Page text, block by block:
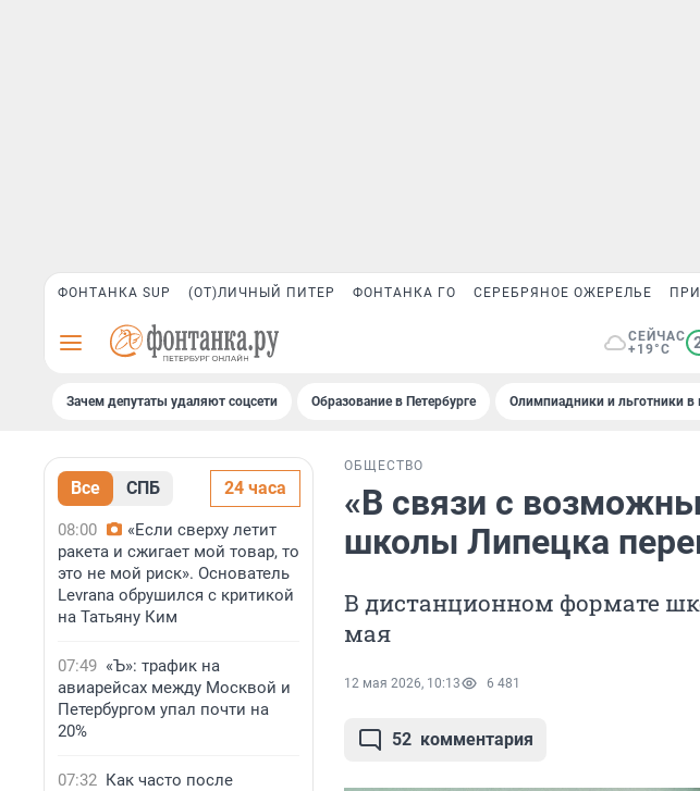
ФОНТАНКА SUP (ОТ)ЛИЧНЫЙ ПИТЕР ФОНТАНКА ГО СЕРЕБРЯНОЕ ОЖЕРЕЛЬЕ
СЕЙЧАС
+19°C
Зачем депутаты удаляют соцсети Образование в Петербурге Олимпиадники и льготники в
Все СПБ 24 часа
08:00
«Если сверху летит
ракета и сжигает мой товар, то
это не мой риск». Основатель
Levrana обрушился с критикой
на Татьяну Ким
07:49 «Ъ»: трафик на
авиарейсах между Москвой и
Петербургом упал почти на
20%
07:32 Как часто после
ОБЩЕСТВО
«В связи с
школы Липецка
В дистанционном формате
мая
12 мая 2026, 10:13 6 481
52 комментария